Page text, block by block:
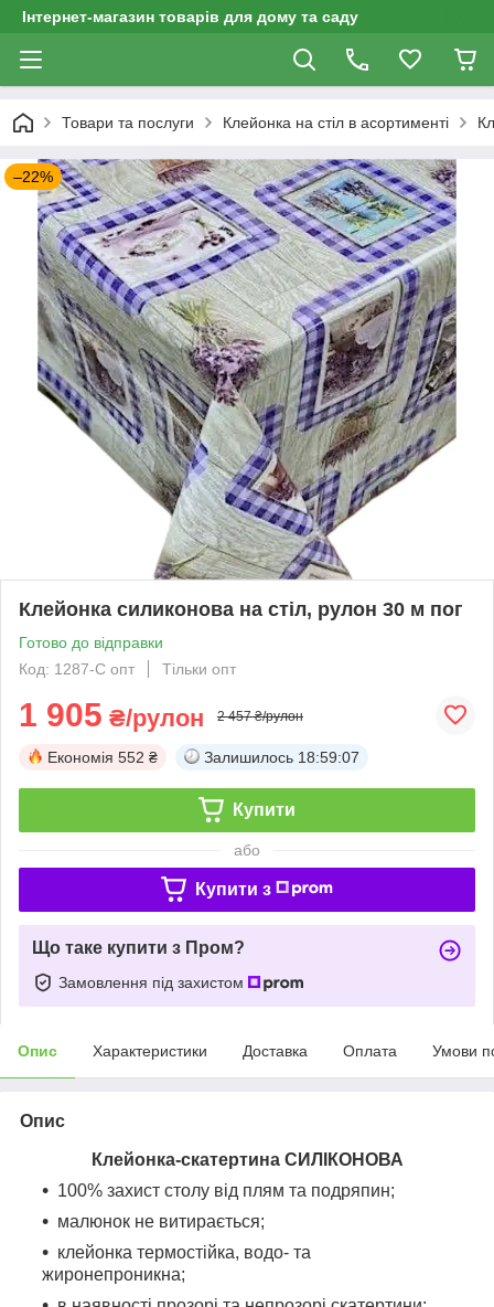
Інтернет-магазин товарів для дому та саду
Товари та послуги Клейонка на стіл в асортименті
–22%
Клейонка силиконова на стіл, рулон 30 м пог
Готово до відправки
Код: 1287-С опт
Тільки опт
1 905 ₴/рулон 2 457 ₴/рулон
Економія 552 ₴ Залишилось 18:59:06
Купити
або
Купити з
Що таке купити з Пром?
Замовлення під захистом
Опис Характеристики Доставка Оплата Умови
Опис
Клейонка-скатертина СИЛІКОНОВА
100% захист столу від плям та подряпин;
малюнок не витирається;
клейонка термостійка, водо- та
жиронепроникна;